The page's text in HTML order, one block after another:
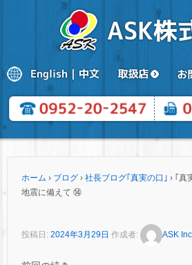
ホーム › ブログ › 社長ブログ｢真実の口｣ › ｢真
地震に備えて ⑭
投稿日: 2024年3月29日 作成者: ASK